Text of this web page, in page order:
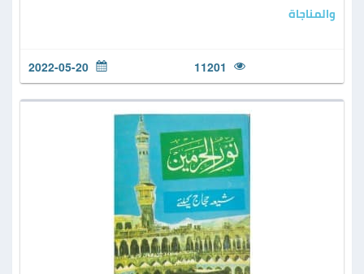
والمناجاة
11201
2022-05-20